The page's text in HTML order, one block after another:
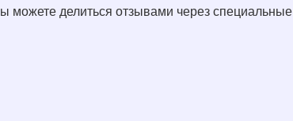
можете делиться отзывами через специальные